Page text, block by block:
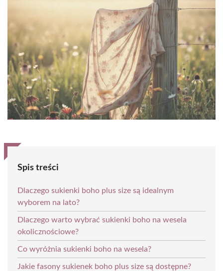
Spis treści
Dlaczego sukienki boho plus size są idealnym
wyborem na lato?
Dlaczego warto wybrać sukienki boho na wesela
okolicznościowe?
Co wyróżnia sukienki boho na wesela?
Jakie fasony sukienek boho plus size są dostępne?